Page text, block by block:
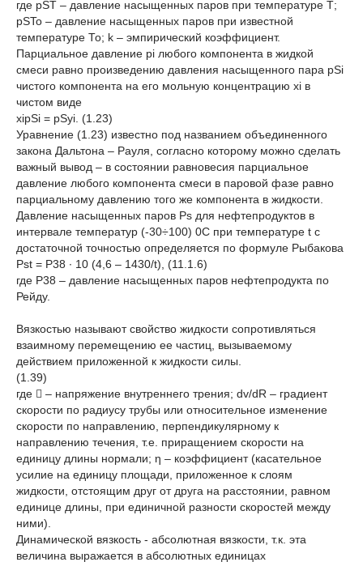
где рST – давление насыщенных паров при температуре Т;
рSTo – давление насыщенных паров при известной
температуре То; k – эмпирический коэффициент.
Парциальное давление рi любого компонента в жидкой
смеси равно произведению давления насыщенного пара рSi
чистого компонента на его мольную концентрацию хi в
чистом виде
хiрSi = рSyi. (1.23)
Уравнение (1.23) известно под названием объединенного
закона Дальтона – Рауля, согласно которому можно сделать
важный вывод – в состоянии равновесия парциальное
давление любого компонента смеси в паровой фазе равно
парциальному давлению того же компонента в жидкости.
Давление насыщенных паров Рs для нефтепродуктов в
интервале температур (-30÷100) 0С при температуре t с
достаточной точностью определяется по формуле Рыбакова
Рst = Р38 · 10 (4,6 – 1430/t), (11.1.6)
где Р38 – давление насыщенных паров нефтепродукта по
Рейду.
Вязкостью называют свойство жидкости сопротивляться
взаимному перемещению ее частиц, вызываемому
действием приложенной к жидкости силы.
(1.39)
где  – напряжение внутреннего трения; dv/dR – градиент
скорости по радиусу трубы или относительное изменение
скорости по направлению, перпендикулярному к
направлению течения, т.е. приращением скорости на
единицу длины нормали; η – коэффициент (касательное
усилие на единицу площади, приложенное к слоям
жидкости, отстоящим друг от друга на расстоянии, равном
единице длины, при единичной разности скоростей между
ними).
Динамической вязкость - абсолютная вязкости, т.к. эта
величина выражается в абсолютных единицах